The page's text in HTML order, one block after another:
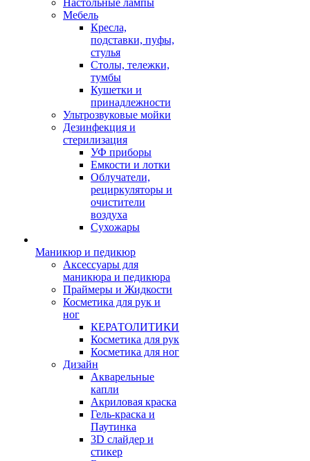
Настольные лампы
Мебель
Кресла,
подставки, пуфы,
стулья
Столы, тележки,
тумбы
Кушетки и
принадлежности
Ультрозвуковые мойки
Дезинфекция и
стерилизация
УФ приборы
Емкости и лотки
Облучатели,
рециркуляторы и
очистители
воздуха
Сухожары
Маникюр и педикюр
Аксессуары для
маникюра и педикюра
Праймеры и Жидкости
Косметика для рук и
ног
КЕРАТОЛИТИКИ
Косметика для рук
Косметика для ног
Дизайн
Акварельные
капли
Акриловая краска
Гель-краска и
Паутинка
3D слайдер и
стикер